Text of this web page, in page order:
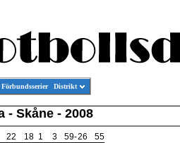
Förbundsserier Distrikt
- Skåne - 2008
22 18 1 3 59-26
55